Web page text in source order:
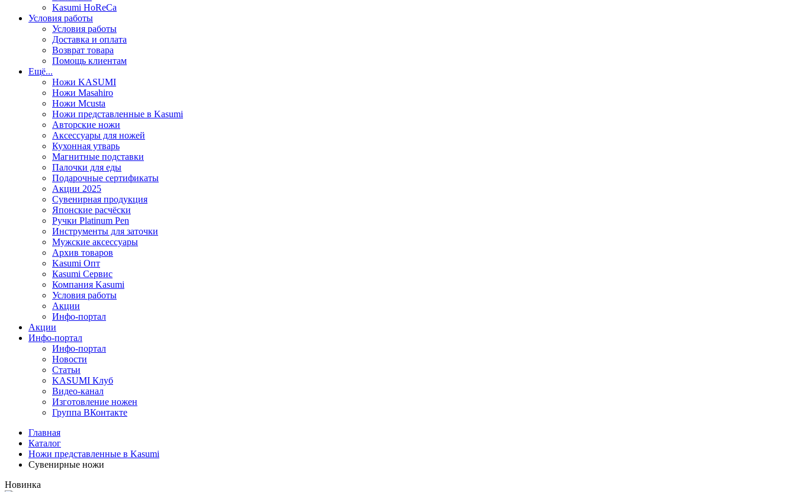
Kasumi HoReCa
Условия работы
Условия работы
Доставка и оплата
Возврат товара
Помощь клиентам
Ещё...
Ножи KASUMI
Ножи Masahiro
Ножи Mcusta
Ножи представленные в Kasumi
Авторские ножи
Аксессуары для ножей
Кухонная утварь
Магнитные подставки
Палочки для еды
Подарочные сертификаты
Акции 2025
Сувенирная продукция
Японские расчёски
Ручки Platinum Pen
Инструменты для заточки
Мужские аксессуары
Архив товаров
Kasumi Опт
Кasumi Сервис
Компания Kasumi
Условия работы
Акции
Инфо-портал
Акции
Инфо-портал
Инфо-портал
Новости
Статьи
KASUMI Клуб
Видео-канал
Изготовление ножен
Группа ВКонтакте
Главная
Каталог
Ножи представленные в Kasumi
Сувенирные ножи
Новинка